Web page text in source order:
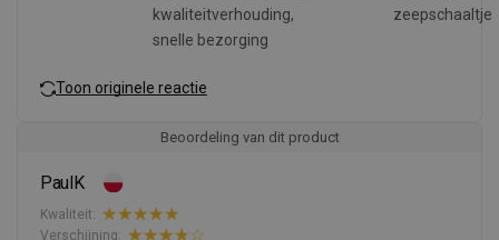
kwaliteitverhouding,
snelle bezorging
zeepschaaltje
Toon originele reactie
Beoordeling van dit product
PaulK
Kwaliteit:
Verschijning: